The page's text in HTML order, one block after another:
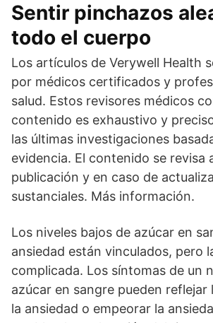
Sentir pinchazos
todo el cuerpo
Los artículos de Verywell Health
por médicos certificados y
salud. Estos revisores médicos
contenido es exhaustivo y
las últimas investigaciones
evidencia. El contenido se revisa
publicación y en caso de
sustanciales. Más información.
Los niveles bajos de azúcar en
ansiedad están vinculados, pero
complicada. Los síntomas de un
azúcar en sangre pueden reflejar
la ansiedad o empeorar la